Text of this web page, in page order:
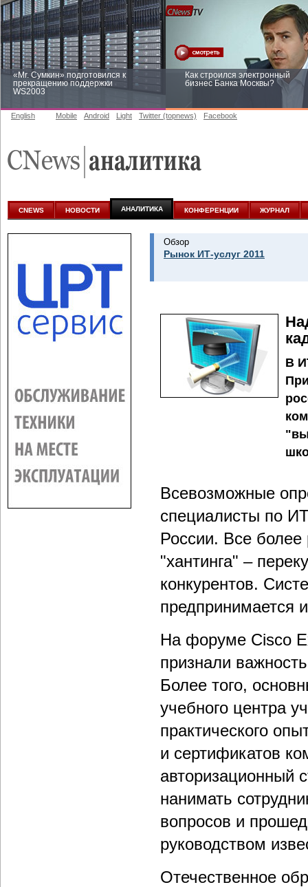
«Mr. Сумкин» подготовился к
прекращению поддержки
WS2003
Как строился электронный
бизнес Банка Москвы?
аналитике
English Mobile Android Light Twitter (topnews) Facebook
CNEWS НОВОСТИ АНАЛИТИКА КОНФЕРЕНЦИИ ЖУРНАЛ
Обзор
Рынок ИТ-услуг 2011
В
Всевозможные
специалисты по
России. Все более
"хантинга" –
конкурентов.
предпринимается
На форуме Cisco
признали
Более того,
учебного центра
практического
и сертификатов
авторизационный
нанимать
вопросов и
руководством
Отечественное